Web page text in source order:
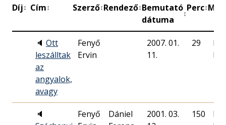
Díj↕ Cím↕ Szerző↕Rendező↕Bemutató
dátuma
↕
Perc↕
🔈 Ott
leszálltak
az
angyalok,
avagy
Fenyő
Ervin
2007. 01.
11.
29
🔈
Fenyő
Dániel
2001. 03.
150